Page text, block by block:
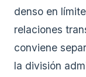
denso en
relaciones
conviene
la división